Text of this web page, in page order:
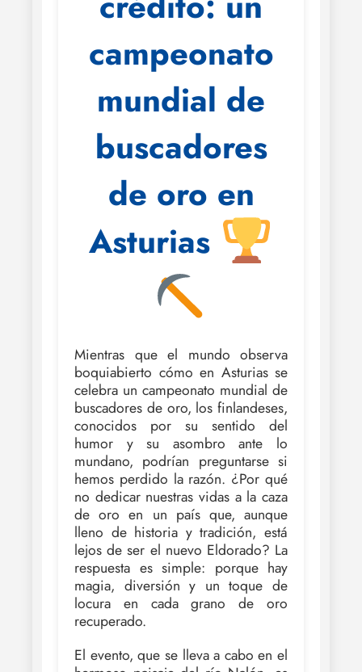
campeonato
mundial de
buscadores
de oro en
Asturias
Mientras que el mundo observa
boquiabierto cómo en Asturias se
celebra un campeonato mundial de
buscadores de oro, los finlandeses,
conocidos por su sentido del
humor y su asombro ante lo
mundano, podrían preguntarse si
hemos perdido la razón. ¿Por qué
no dedicar nuestras vidas a la caza
de oro en un país que, aunque
lleno de historia y tradición, está
lejos de ser el nuevo Eldorado? La
respuesta es simple: porque hay
magia, diversión y un toque de
locura en cada grano de oro
recuperado.
El evento, que se lleva a cabo en el